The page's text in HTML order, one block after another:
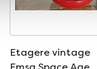
Etagere vintage